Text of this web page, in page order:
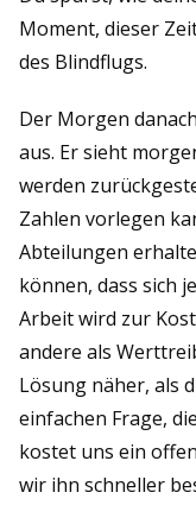
Moment, dieser
des Blindflugs.
Der Morgen
aus. Er sieht
werden
Zahlen vorlegen
Abteilungen
können, dass sich
Arbeit wird zur
andere als
Lösung näher, als
einfachen Frage,
kostet uns ein
wir ihn schneller